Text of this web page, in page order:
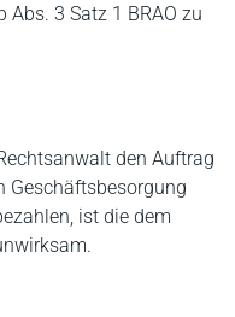
3 Satz 1 BRAO zu
den Auftrag
Geschäftsbesorgung
ist die dem